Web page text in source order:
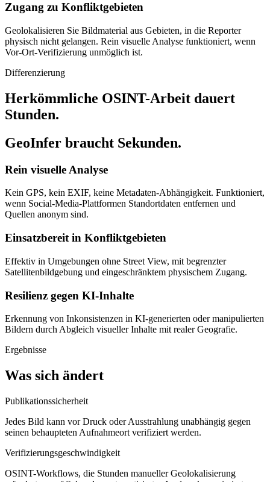
Zugang zu Konfliktgebieten
Geolokalisieren Sie Bildmaterial aus Gebieten, in die Reporter
physisch nicht gelangen. Rein visuelle Analyse funktioniert, wenn
Vor-Ort-Verifizierung unmöglich ist.
Differenzierung
Herkömmliche OSINT-Arbeit dauert
Stunden.
GeoInfer braucht Sekunden.
Rein visuelle Analyse
Kein GPS, kein EXIF, keine Metadaten-Abhängigkeit. Funktioniert,
wenn Social-Media-Plattformen Standortdaten entfernen und
Quellen anonym sind.
Einsatzbereit in Konfliktgebieten
Effektiv in Umgebungen ohne Street View, mit begrenzter
Satellitenbildgebung und eingeschränktem physischem Zugang.
Resilienz gegen KI-Inhalte
Erkennung von Inkonsistenzen in KI-generierten oder manipulierten
Bildern durch Abgleich visueller Inhalte mit realer Geografie.
Ergebnisse
Was sich ändert
Publikationssicherheit
Jedes Bild kann vor Druck oder Ausstrahlung unabhängig gegen
seinen behaupteten Aufnahmeort verifiziert werden.
Verifizierungsgeschwindigkeit
OSINT-Workflows, die Stunden manueller Geolokalisierung